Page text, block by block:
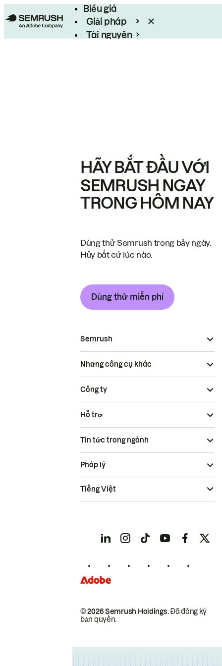
Biểu giá
Giải pháp
Tài nguyên
HÃY BẮT ĐẦU VỚI
SEMRUSH NGAY
TRONG HÔM NAY
Dùng thử Semrush trong bảy ngày.
Hủy bất cứ lúc nào.
Dùng thử miễn phí
Semrush
Những công cụ khác
Công ty
Hỗ trợ
Tin tức trong ngành
© 2026 Semrush Holdings.Đã đăng ký
bản quyền.
Pháp lý
Tiếng Việt